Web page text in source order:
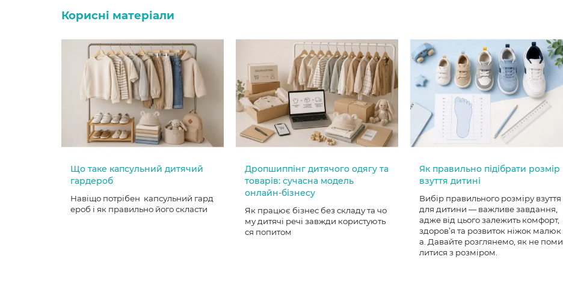
Корисні матеріали
Що таке капсульний дитячий
гардероб
Навіщо потрібен капсульний гард
ероб і як правильно його скласти
Дропшиппінг дитячого одягу та
товарів: сучасна модель
онлайн-бізнесу
Як працює бізнес без складу та чо
му дитячі речі завжди користують
ся попитом
Як правильно підібрати розмір
взуття дитині
Вибір правильного розміру взуття
для дитини — важливе завдання,
адже від цього залежить комфорт,
здоров’я та розвиток ніжок малюк
а. Давайте розглянемо, як не поми
литися з розміром.